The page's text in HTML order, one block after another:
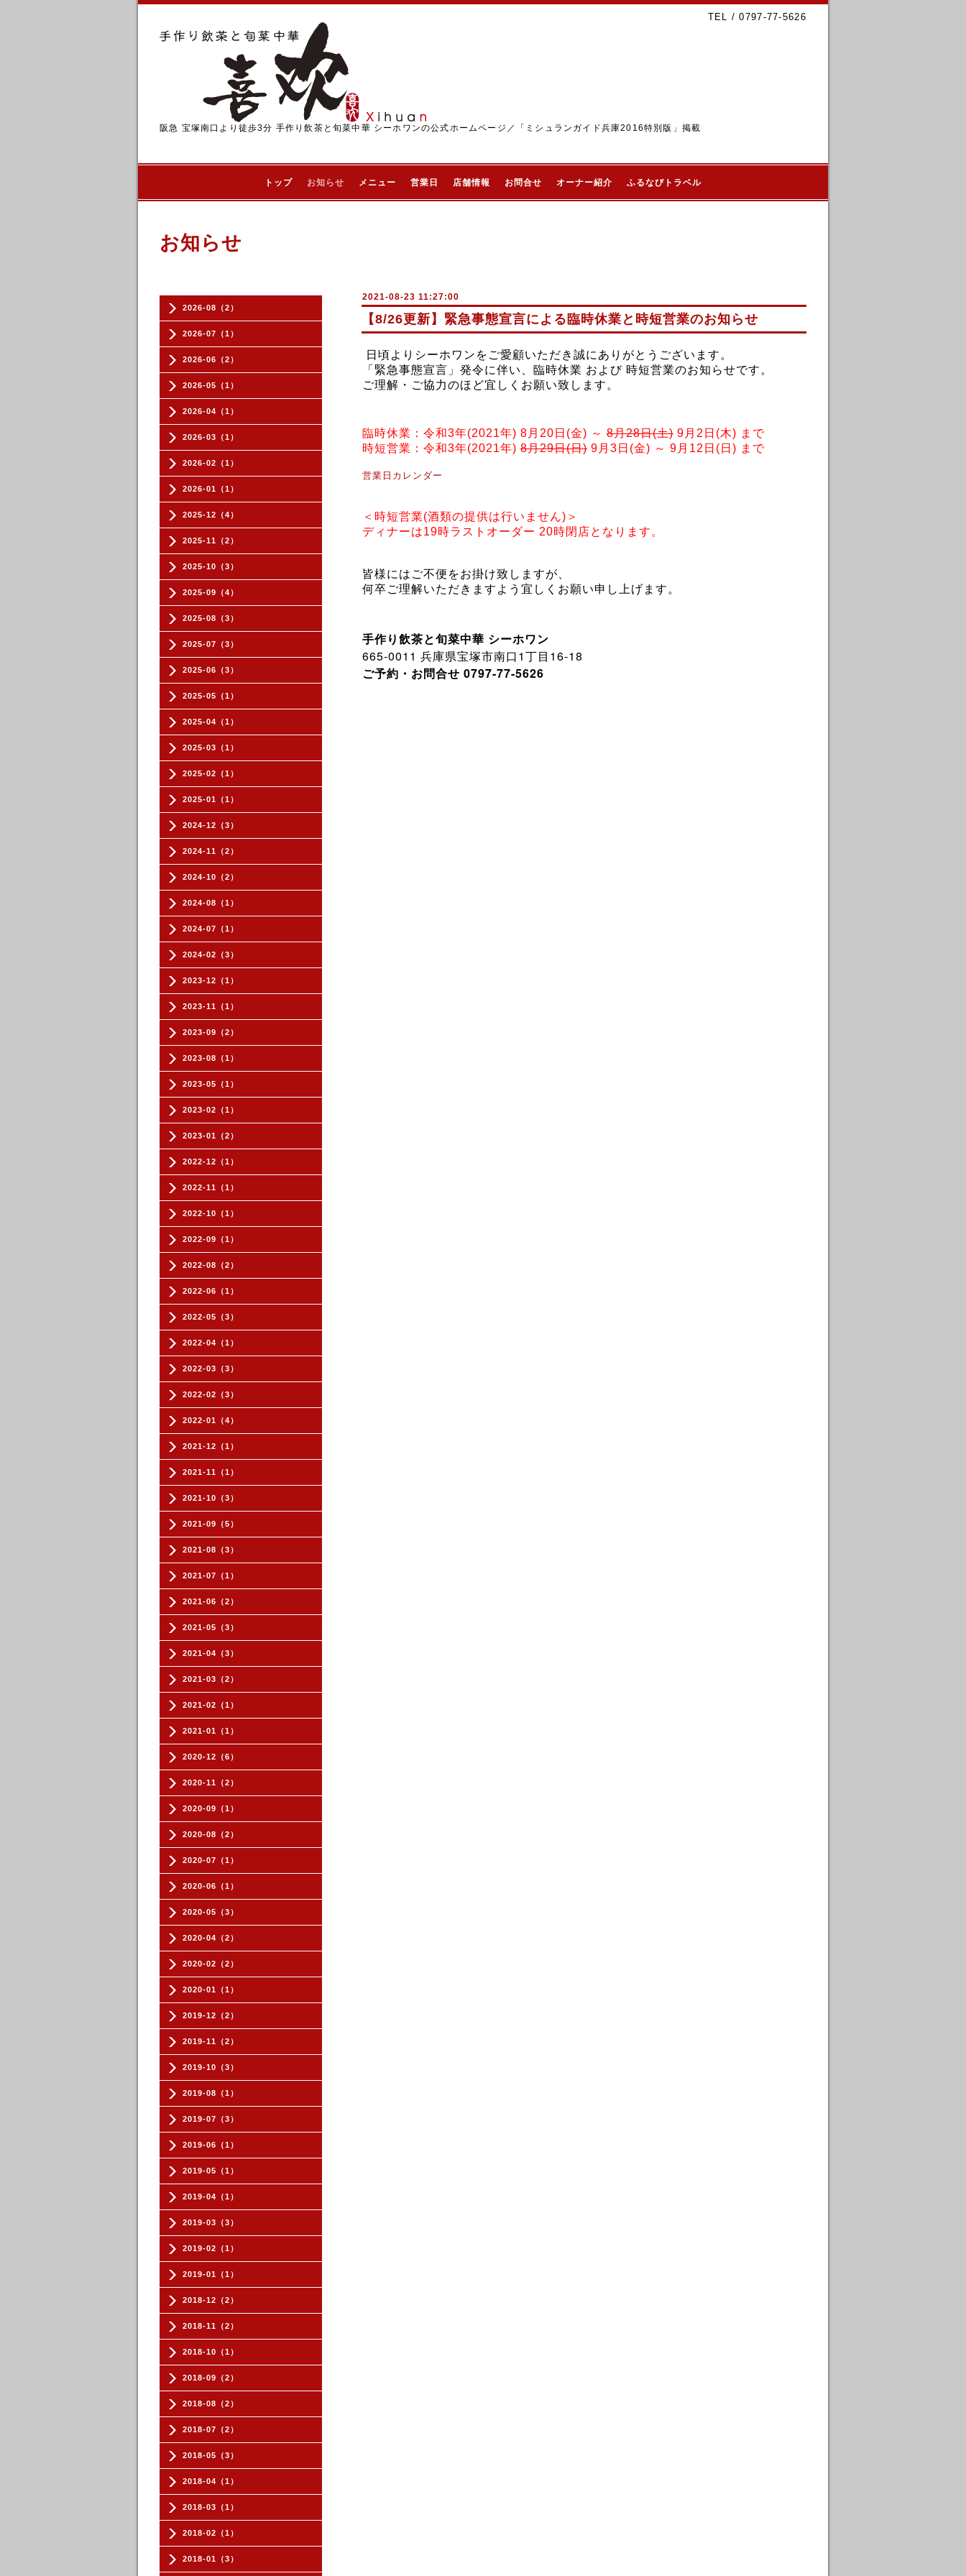
TEL / 0797-77-5626
阪急 宝塚南口より徒歩3分 手作り飲茶と旬菜中華 シーホワンの公式ホームページ／「ミシュランガイド兵庫2016特別版」掲載
トップ お知らせ メニュー 営業日 店舗情報 お問合せ オーナー紹介 ふるなびトラベル
2026-08（2）
2026-07（1）
2026-06（2）
2026-05（1）
2026-04（1）
2026-03（1）
2026-02（1）
2026-01（1）
2025-12（4）
2025-11（2）
2025-10（3）
2025-09（4）
2025-08（3）
2025-07（3）
2025-06（3）
2025-05（1）
2025-04（1）
2025-03（1）
2025-02（1）
2025-01（1）
2024-12（3）
2024-11（2）
2024-10（2）
2024-08（1）
2024-07（1）
2024-02（3）
2023-12（1）
2023-11（1）
2023-09（2）
2023-08（1）
2023-05（1）
2023-02（1）
2023-01（2）
2022-12（1）
2022-11（1）
2022-10（1）
2022-09（1）
2022-08（2）
2022-06（1）
2022-05（3）
2022-04（1）
2022-03（3）
2022-02（3）
2022-01（4）
2021-12（1）
2021-11（1）
2021-10（3）
2021-09（5）
2021-08（3）
2021-07（1）
2021-06（2）
2021-05（3）
2021-04（3）
2021-03（2）
2021-02（1）
2021-01（1）
2020-12（6）
2020-11（2）
2020-09（1）
2020-08（2）
2020-07（1）
2020-06（1）
2020-05（3）
2020-04（2）
2020-02（2）
2020-01（1）
2019-12（2）
2019-11（2）
2019-10（3）
2019-08（1）
2019-07（3）
2019-06（1）
2019-05（1）
2019-04（1）
2019-03（3）
2019-02（1）
2019-01（1）
2018-12（2）
2018-11（2）
2018-10（1）
2018-09（2）
2018-08（2）
2018-07（2）
2018-05（3）
2018-04（1）
2018-03（1）
2018-02（1）
2018-01（3）
お知らせ
2021-08-23 11:27:00
【8/26更新】緊急事態宣言による臨時休業と時短営業のお知らせ
日頃よりシーホワンをご愛顧いただき誠にありがとうございます。
「緊急事態宣言」発令に伴い、臨時休業 および 時短営業のお知らせです。
ご理解・ご協力のほど宜しくお願い致します。
臨時休業：令和3年(2021年) 8月20日(金) ～ 8月28日(土) 9 月2日(木) まで
時短営業：令和3年(2021年) 8月29日(日) 9月 3 日(金) ～ 9月12日(日) まで
営業日カレンダー
＜時短営業(酒類の提供は行いません)＞
ディナーは19時ラストオーダー 20時閉店となります。
皆様にはご不便をお掛け致しますが、
何卒ご理解いただきますよう宜しくお願い申し上げます。
手作り飲茶と旬菜中華 シーホワン
665-0011 兵庫県宝塚市南口 1 丁目 16-18
ご予約・お問合せ 0797-77-5626